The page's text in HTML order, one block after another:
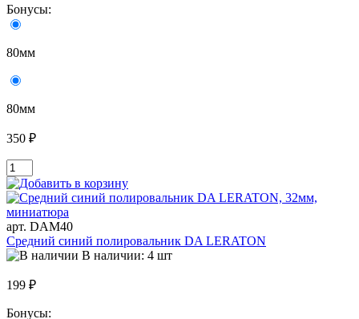
Бонусы:
80мм
80мм
350 ₽
арт. DAM40
Средний синий полировальник DA LERATON
В наличии: 4 шт
199 ₽
Бонусы: